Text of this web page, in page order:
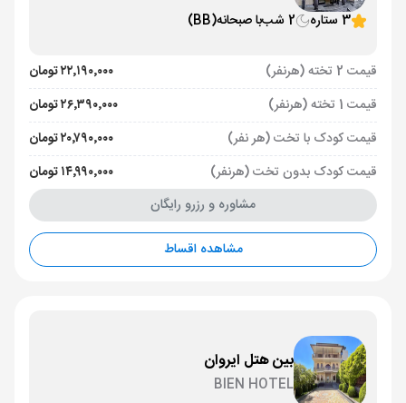
3 ستاره
2 شب با صبحانه(BB)
قیمت 2 تخته (هرنفر)
۲۲٬۱۹۰٬۰۰۰ تومان
قیمت 1 تخته (هرنفر)
۲۶٬۳۹۰٬۰۰۰ تومان
قیمت کودک با تخت (هر نفر)
۲۰٬۷۹۰٬۰۰۰ تومان
قیمت کودک بدون تخت (هرنفر)
۱۴٬۹۹۰٬۰۰۰ تومان
مشاوره و رزرو رایگان
مشاهده اقساط
بین هتل ایروان
BIEN HOTEL